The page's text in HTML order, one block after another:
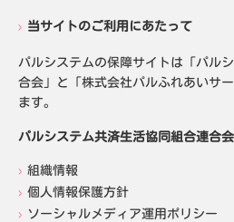
当サイトのご利用にあたって
パルシステムの保障サイトは「パル
合会」と「株式会社パルふれあいサ
ます。
パルシステム共済生活協同組合連合会
組織情報
個人情報保護方針
ソーシャルメディア運用ポリシー